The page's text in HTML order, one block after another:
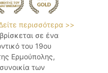
περισσότερα >>
σε ένα
του 19ου
Ερμούπολης,
των